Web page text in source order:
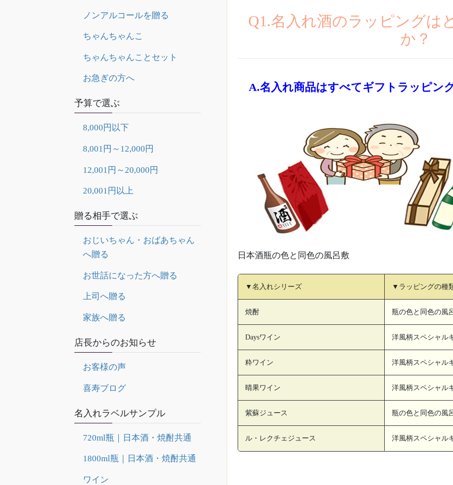
Q1.名入れ酒のラッピングは
か？
名入れ商品はすべてギフトラッピン
日本酒瓶の色と同色の風呂敷
▼名入れシリーズ ▼ラッピングの種
焼酎 瓶の色と同色の風
Daysワイン 洋風柄スペシャル
粋ワイン 洋風柄スペシャル
晴果ワイン 洋風柄スペシャル
紫蘇ジュース 瓶の色と同色の風
ル・レクチェジュース 洋風柄スペシャル
ノンアルコールを贈る
ちゃんちゃんこ
ちゃんちゃんことセット
お急ぎの方へ
予算で選ぶ
8,000円以下
8,001円～12,000円
12,001円～20,000円
20,001円以上
贈る相手で選ぶ
おじいちゃん・おばあちゃん
へ贈る
お世話になった方へ贈る
上司へ贈る
家族へ贈る
店長からのお知らせ
お客様の声
喜寿ブログ
名入れラベルサンプル
720ml瓶｜日本酒・焼酎共通
1800ml瓶｜日本酒・焼酎共通
ワイン